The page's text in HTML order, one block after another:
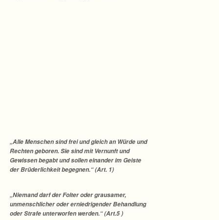
„Alle Men­schen sind frei und gleich an Würde und
Rech­ten gebo­ren. Sie sind mit Ver­nunft und
Gewis­sen begabt und sol­len ein­an­der im Geiste
der Brü­der­lich­keit begeg­nen.“ (Art. 1)
„Nie­mand darf der Fol­ter oder grau­sa­mer,
unmensch­li­cher oder ernied­ri­gen­der Behand­lung
oder Strafe unter­wor­fen wer­den.“ (Art.5 )